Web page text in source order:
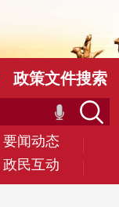
要闻动态
政民互动
政策文件搜索